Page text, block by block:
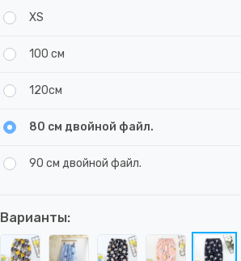
XS
100 см
120см
80 см двойной файл.
90 см двойной файл.
Варианты: